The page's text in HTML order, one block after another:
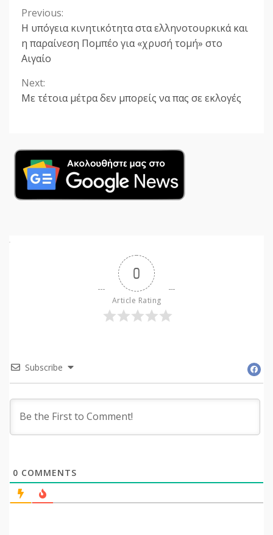
Continue
Reading
Previous:
Η υπόγεια κινητικότητα στα ελληνοτουρκικά και
η παραίνεση Πομπέο για «χρυσή τομή» στο
Αιγαίο
Next:
Με τέτοια μέτρα δεν μπορείς να πας σε εκλογές
0
Article Rating
Subscribe
0 COMMENTS